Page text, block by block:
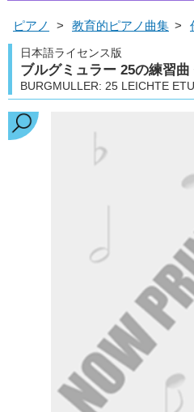
ピアノ > 教育的ピアノ曲集 >
日本語ライセンス版
ブルグミュラー 25の練習曲
BURGMULLER: 25 LEICHTE